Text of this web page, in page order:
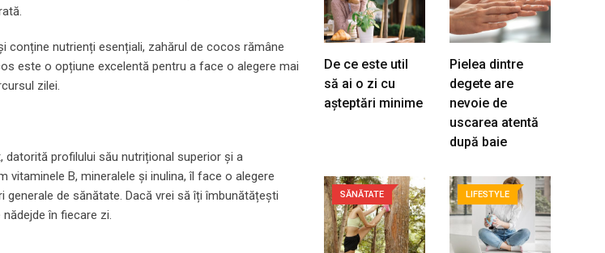
nutrienți esențiali, zahărul de cocos rămâne
este o opțiune excelentă pentru a face o alegere mai
zilei.
profilului său nutrițional superior și a
B, mineralele și inulina, îl face o alegere
de sănătate. Dacă vrei să îți îmbunătățești
în fiecare zi.
De ce este util
să ai o zi cu
așteptări minime
Pielea dintre
degete are
nevoie de
uscarea atentă
după baie
SĂNĂTATE LIFESTYLE